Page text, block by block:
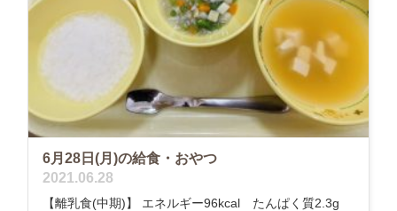
6月28日(月)の給食・おやつ
2021.06.28
【離乳食(中期)】 エネルギー96kcal たんぱく質2.3g